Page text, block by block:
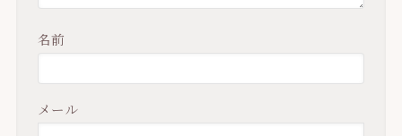
名前
メール